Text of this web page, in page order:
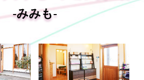
-みみも-